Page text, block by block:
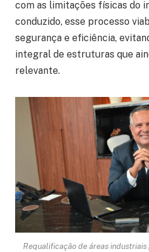
com as limitações físicas do
conduzido, esse processo
segurança e eficiência,
integral de estruturas que
relevante.
Requalificação de áreas